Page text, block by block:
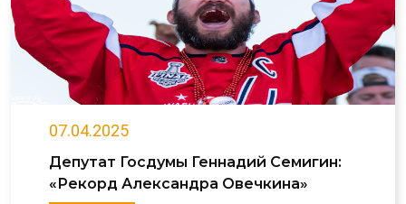
07.04.2025
Депутат Госдумы Геннадий Семигин:
«Рекорд Александра Овечкина»